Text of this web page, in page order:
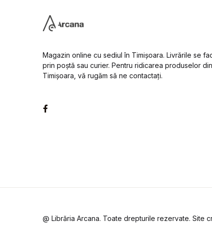
Magazin online cu sediul în Timișoara. Livrările se
prin poștă sau curier. Pentru ridicarea produselor din
Timișoara, vă rugăm să ne contactați.
@ Librăria Arcana. Toate drepturile rezervate. Site